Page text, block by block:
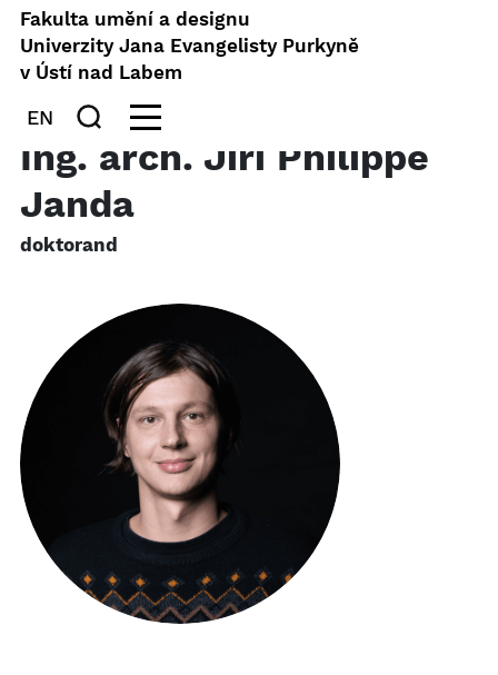
Fakulta umění a designu
Univerzity Jana Evangelisty Purkyně
v Ústí nad Labem
EN
Ing. arch. Jiří Philippe
Janda
doktorand